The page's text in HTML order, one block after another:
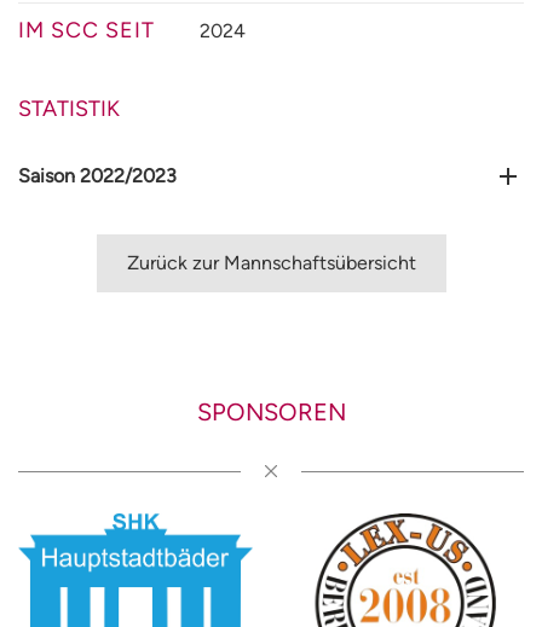
IM SCC SEIT 2024
STATISTIK
Saison 2022/2023
Zurück zur Mannschaftsübersicht
SPONSOREN
Öffnen